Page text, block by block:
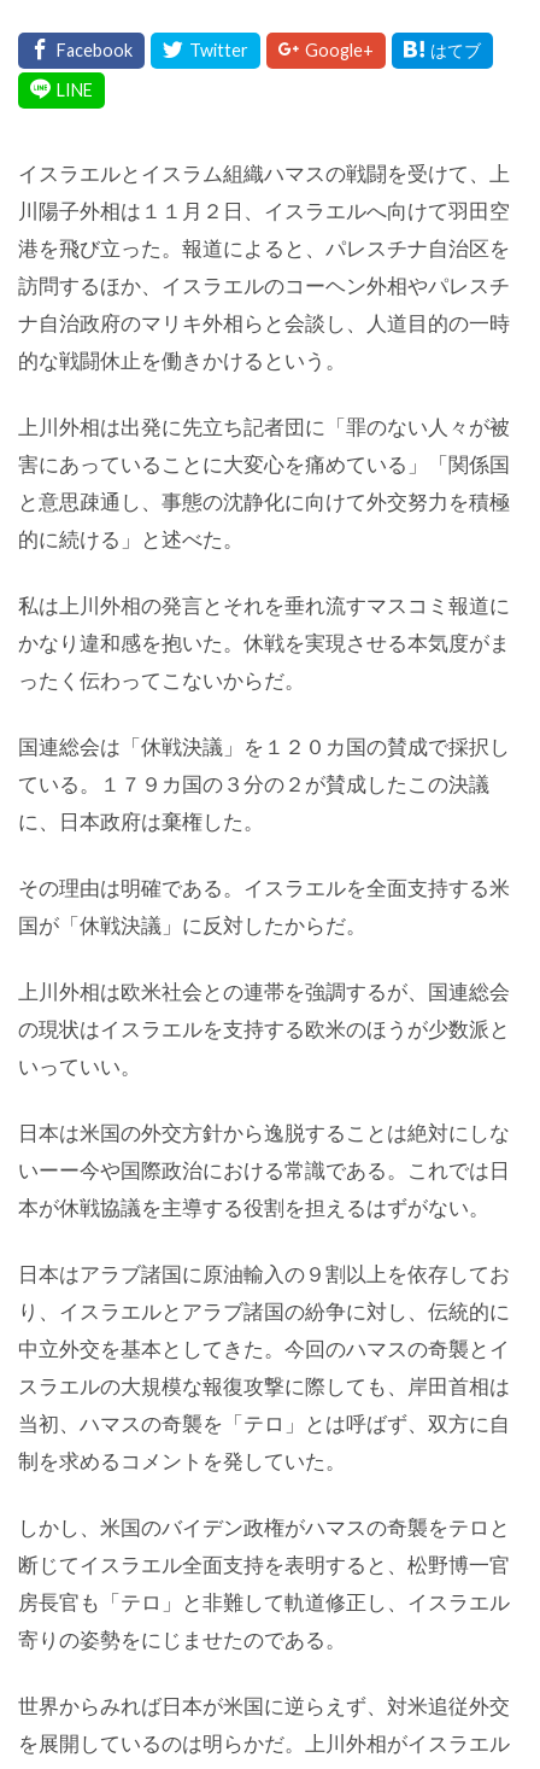
イスラエルとイスラム組織ハマスの戦闘を受けて、上
川陽子外相は１１月２日、イスラエルへ向けて羽田空
港を飛び立った。報道によると、パレスチナ自治区を
訪問するほか、イスラエルのコーヘン外相やパレスチ
ナ自治政府のマリキ外相らと会談し、人道目的の一時
的な戦闘休止を働きかけるという。
上川外相は出発に先立ち記者団に「罪のない人々が被
害にあっていることに大変心を痛めている」「関係国
と意思疎通し、事態の沈静化に向けて外交努力を積極
的に続ける」と述べた。
私は上川外相の発言とそれを垂れ流すマスコミ報道に
かなり違和感を抱いた。休戦を実現させる本気度がま
ったく伝わってこないからだ。
国連総会は「休戦決議」を１２０カ国の賛成で採択し
ている。１７９カ国の３分の２が賛成したこの決議
に、日本政府は棄権した。
その理由は明確である。イスラエルを全面支持する米
国が「休戦決議」に反対したからだ。
上川外相は欧米社会との連帯を強調するが、国連総会
の現状はイスラエルを支持する欧米のほうが少数派と
いっていい。
日本は米国の外交方針から逸脱することは絶対にしな
いーー今や国際政治における常識である。これでは日
本が休戦協議を主導する役割を担えるはずがない。
日本はアラブ諸国に原油輸入の９割以上を依存してお
り、イスラエルとアラブ諸国の紛争に対し、伝統的に
中立外交を基本としてきた。今回のハマスの奇襲とイ
スラエルの大規模な報復攻撃に際しても、岸田首相は
当初、ハマスの奇襲を「テロ」とは呼ばず、双方に自
制を求めるコメントを発していた。
しかし、米国のバイデン政権がハマスの奇襲をテロと
断じてイスラエル全面支持を表明すると、松野博一官
房長官も「テロ」と非難して軌道修正し、イスラエル
寄りの姿勢をにじませたのである。
世界からみれば日本が米国に逆らえず、対米追従外交
を展開しているのは明らかだ。上川外相がイスラエル